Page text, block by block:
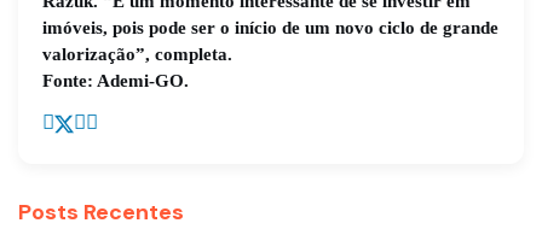
imóveis, pois pode ser o início de um novo ciclo de grande
valorização”, completa.
Fonte: Ademi-GO.
Posts Recentes